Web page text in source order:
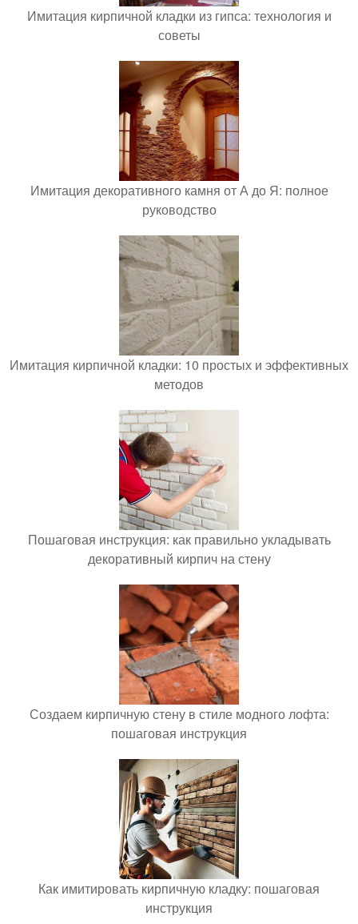
Имитация кирпичной кладки из гипса: технология и
советы
Имитация декоративного камня от А до Я: полное
руководство
Имитация кирпичной кладки: 10 простых и эффективных
методов
Пошаговая инструкция: как правильно укладывать
декоративный кирпич на стену
Создаем кирпичную стену в стиле модного лофта:
пошаговая инструкция
Как имитировать кирпичную кладку: пошаговая
инструкция